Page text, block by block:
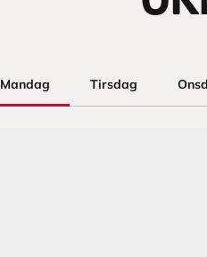
Mandag Tirsdag